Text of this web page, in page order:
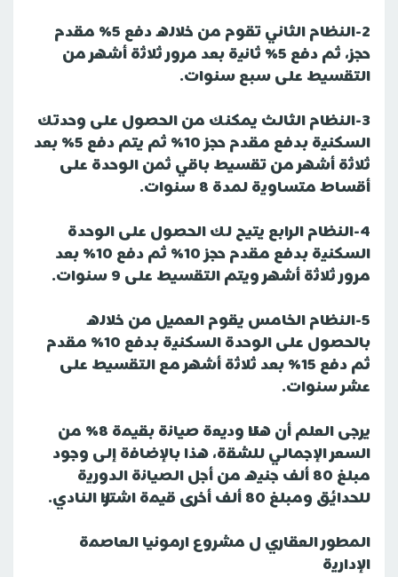
2-النظام الثاني تقوم من خلاله دفع 5% مقدم
حجز، ثم دفع 5% ثانية بعد مرور ثلاثة أشهر من
التقسيط على سبع سنوات.
3-النظام الثالث يمكنك من الحصول على وحدتك
السكنية بدفع مقدم حجز 10% ثم يتم دفع 5% بعد
ثلاثة أشهر من تقسيط باقي ثمن الوحدة على
أقساط متساوية لمدة 8 سنوات.
4-النظام الرابع يتيح لك الحصول على الوحدة
السكنية بدفع مقدم حجز 10% ثم دفع 10% بعد
مرور ثلاثة أشهر ويتم التقسيط على 9 سنوات.
5-النظام الخامس يقوم العميل من خلاله
بالحصول على الوحدة السكنية بدفع 10% مقدم
ثم دفع 15% بعد ثلاثة أشهر مع التقسيط على
عشر سنوات.
يرجى العلم أن هناك وديعة صيانة بقيمة 8% من
السعر الإجمالي للشقة، هذا بالإضافة إلى وجود
مبلغ 80 ألف جنيه من أجل الصيانة الدورية
للحدائق ومبلغ 80 ألف أخرى قيمة اشتراك النادي.
المطور العقاري ل مشروع ارمونيا العاصمة
الإدارية